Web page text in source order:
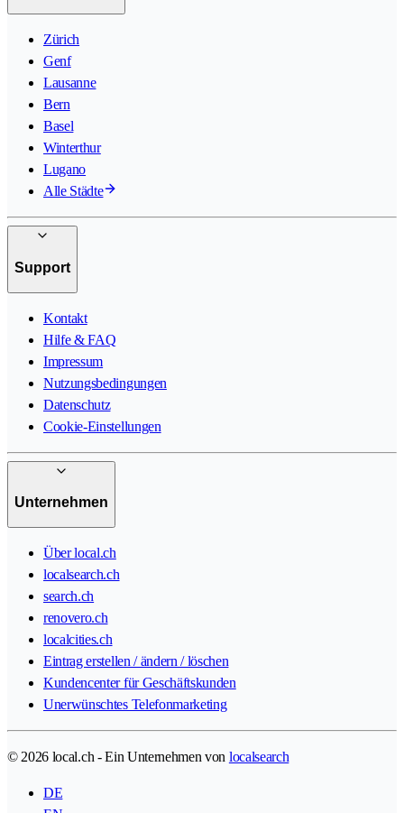
Zürich
Genf
Lausanne
Bern
Basel
Winterthur
Lugano
Alle Städte
Support
Kontakt
Hilfe & FAQ
Impressum
Nutzungsbedingungen
Datenschutz
Cookie-Einstellungen
Unternehmen
Über local.ch
localsearch.ch
search.ch
renovero.ch
localcities.ch
Eintrag erstellen / ändern / löschen
Kundencenter für Geschäftskunden
Unerwünschtes Telefonmarketing
© 2026 local.ch - Ein Unternehmen von localsearch
DE